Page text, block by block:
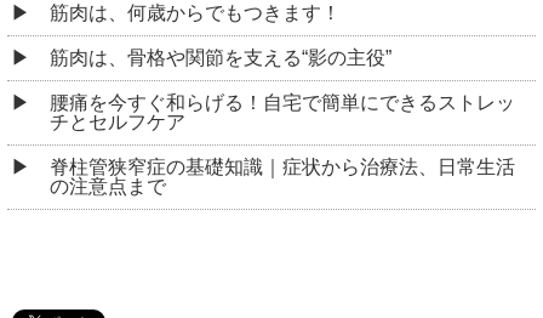
筋肉は、何歳からでもつきます！
筋肉は、骨格や関節を支える“影の主役”
腰痛を今すぐ和らげる！自宅で簡単にできるストレッ
チとセルフケア
脊柱管狭窄症の基礎知識｜症状から治療法、日常生活
の注意点まで